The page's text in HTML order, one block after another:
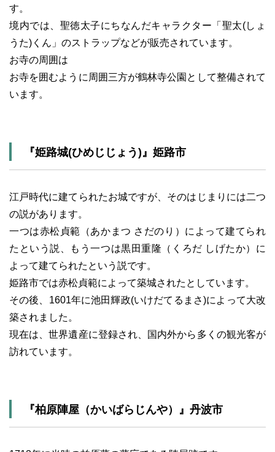
す。
境内では、聖徳太子にちなんだキャラクター「聖太(しょ
うた)くん」のストラップなどが販売されています。
お寺の周囲は
お寺を囲むように周囲三方が鶴林寺公園として整備されて
います。
『姫路城(ひめじじょう)』姫路市
江戸時代に建てられたお城ですが、そのはじまりには二つ
の説があります。
一つは赤松貞範（あかまつ さだのり）によって建てられ
たという説、もう一つは黒田重隆（くろだ しげたか）に
よって建てられたという説です。
姫路市では赤松貞範によって築城されたとしています。
その後、1601年に池田輝政(いけだてるまさ)によって大改
築されました。
現在は、世界遺産に登録され、国内外から多くの観光客が
訪れています。
『柏原陣屋（かいばらじんや）』丹波市